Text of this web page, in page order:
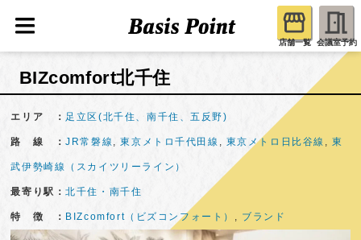
店舗一覧 会議室予約
BIZcomfort北千住
エリア ： 足立区(北千住、南千住、五反野)
路 線 ：JR常磐線 ,東京メトロ千代田線 , 東京メトロ日比谷線 ,東
武伊勢崎線（スカイツリーライン）
最寄り駅：北千住・南千住
特 徴 ： BIZcomfort（ビズコンフォート） , ブランド